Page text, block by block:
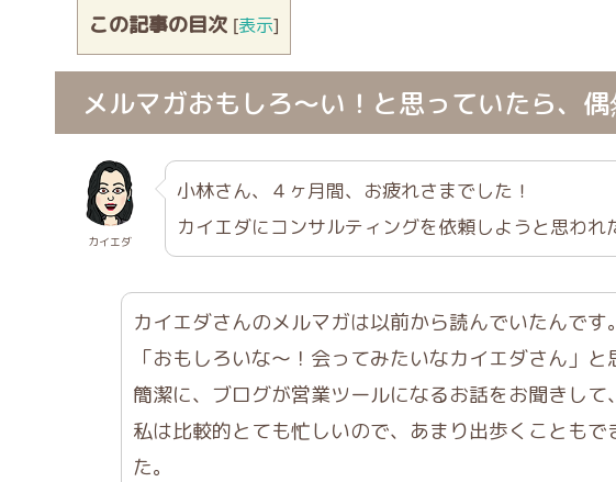
この記事の目次 [表示]
メルマガおもしろ〜い！と思っていたら、偶
カイエダ
小林さん、４ヶ月間、お疲れさまでした！
カイエダにコンサルティングを依頼しようと思われ
カイエダさんのメルマガは以前から読んでいたんです。
「おもしろいな〜！会ってみたいなカイエダさん」
簡潔に、ブログが営業ツールになるお話をお聞きして
私は比較的とても忙しいので、あまり出歩くことも
た。